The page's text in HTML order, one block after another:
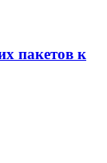
пакетов к